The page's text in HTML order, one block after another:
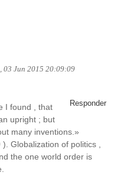
03 Jun 2015 20:09:09
Responder
I found , that
upright ; but
many inventions.»
Globalization of politics ,
the one world order is